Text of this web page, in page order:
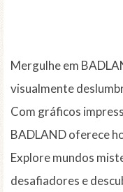
Mergulhe em
visualmente
Com gráficos
BADLAND oferece
Explore mundos
desafiadores e